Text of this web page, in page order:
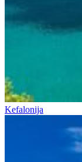
Kefalonija